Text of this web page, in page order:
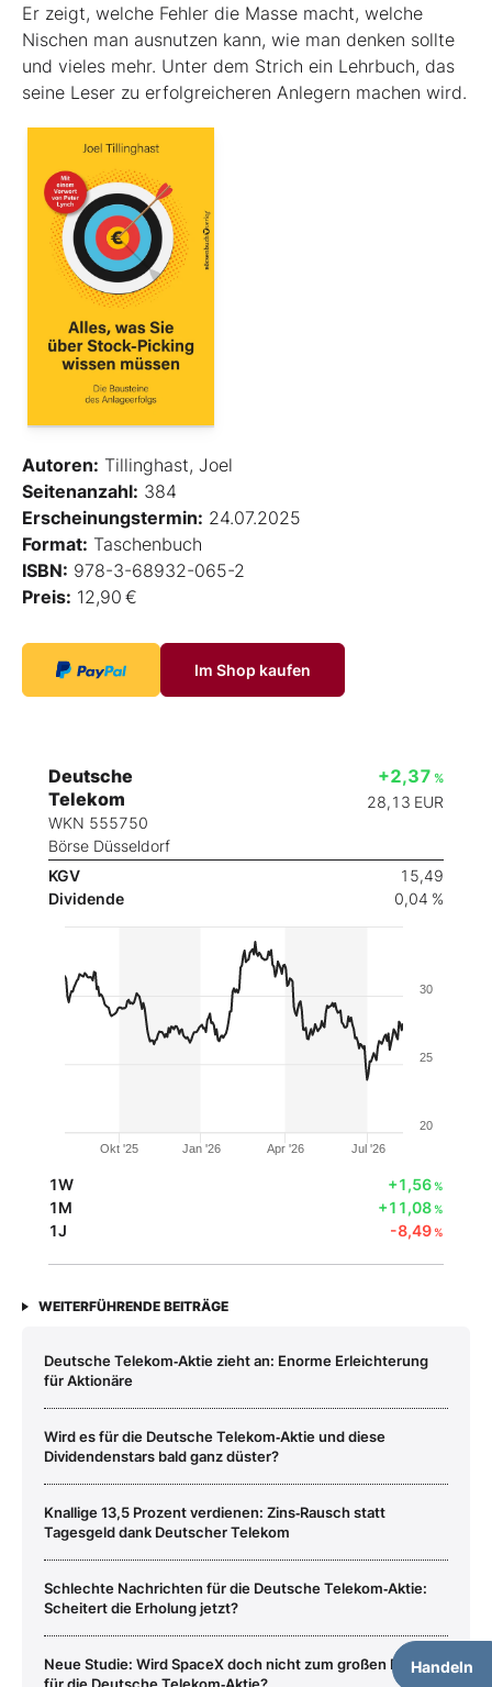
Er zeigt, welche Fehler die Masse macht, welche
Nischen man ausnutzen kann, wie man denken sollte
und vieles mehr. Unter dem Strich ein Lehrbuch, das
seine Leser zu erfolgreicheren Anlegern machen wird.
Autoren: Tillinghast, Joel
Seitenanzahl: 384
Erscheinungstermin: 24.07.2025
Format: Taschenbuch
ISBN: 978-3-68932-065-2
Preis: 12,90 €
Im Shop kaufen
Deutsche
Telekom
WKN 555750
Börse Düsseldorf
+2,37 %
28,13 EUR
KGV
15,49
Dividende
0,04 %
Handeln
Okt '25 Jan '26 Apr '26 Jul '26
20
25
30
1W +1,56%
1M +11,08%
1J -8,49%
WEITERFÜHRENDE BEITRÄGE
Deutsche Telekom‑Aktie zieht an: Enorme Erleichterung
für Aktionäre
Wird es für die Deutsche Telekom‑Aktie und diese
Dividendenstars bald ganz düster?
Knallige 13,5 Prozent verdienen: Zins‑Rausch statt
Tagesgeld dank Deutscher Telekom
Schlechte Nachrichten für die Deutsche Telekom‑Aktie:
Scheitert die Erholung jetzt?
Neue Studie: Wird SpaceX doch nicht zum großen Problem